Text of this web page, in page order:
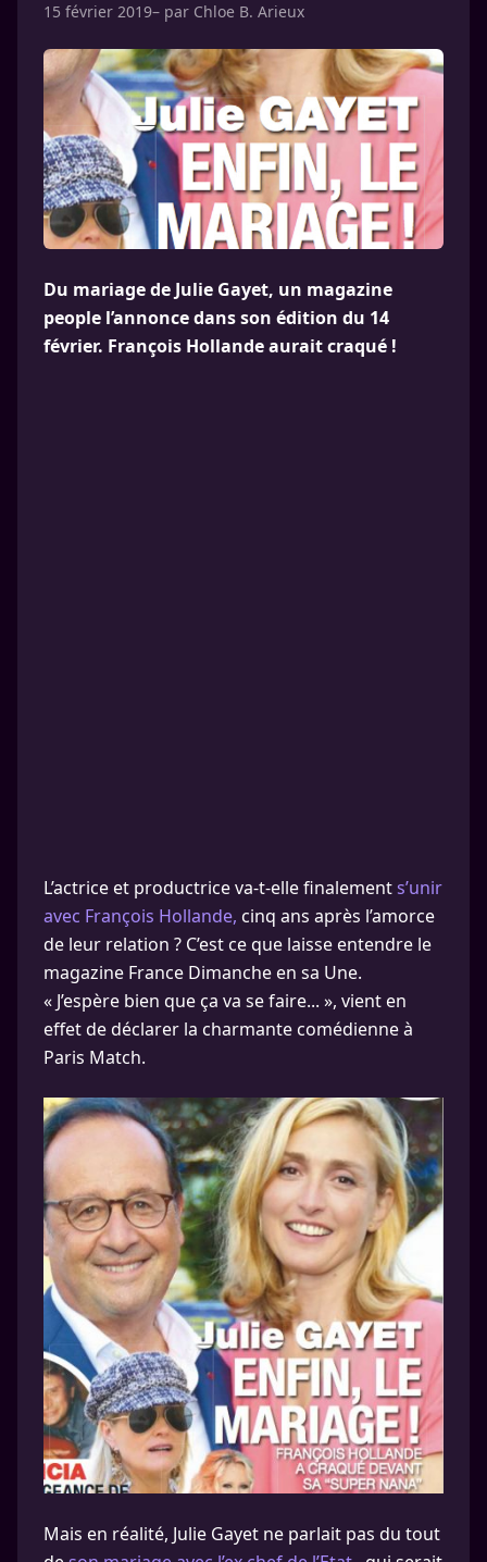
15 février 2019– par Chloe B. Arieux
Du mariage de Julie Gayet, un magazine
people l’annonce dans son édition du 14
février. François Hollande aurait craqué !
L’actrice et productrice va-t-elle finalements’unir
avec François Hollande, cinq ans après l’amorce
de leur relation ? C’est ce que laisse entendre le
magazine France Dimanche en sa Une.
« J’espère bien que ça va se faire... », vient en
effet de déclarer la charmante comédienne à
Paris Match.
Mais en réalité, Julie Gayet ne parlait pas du tout